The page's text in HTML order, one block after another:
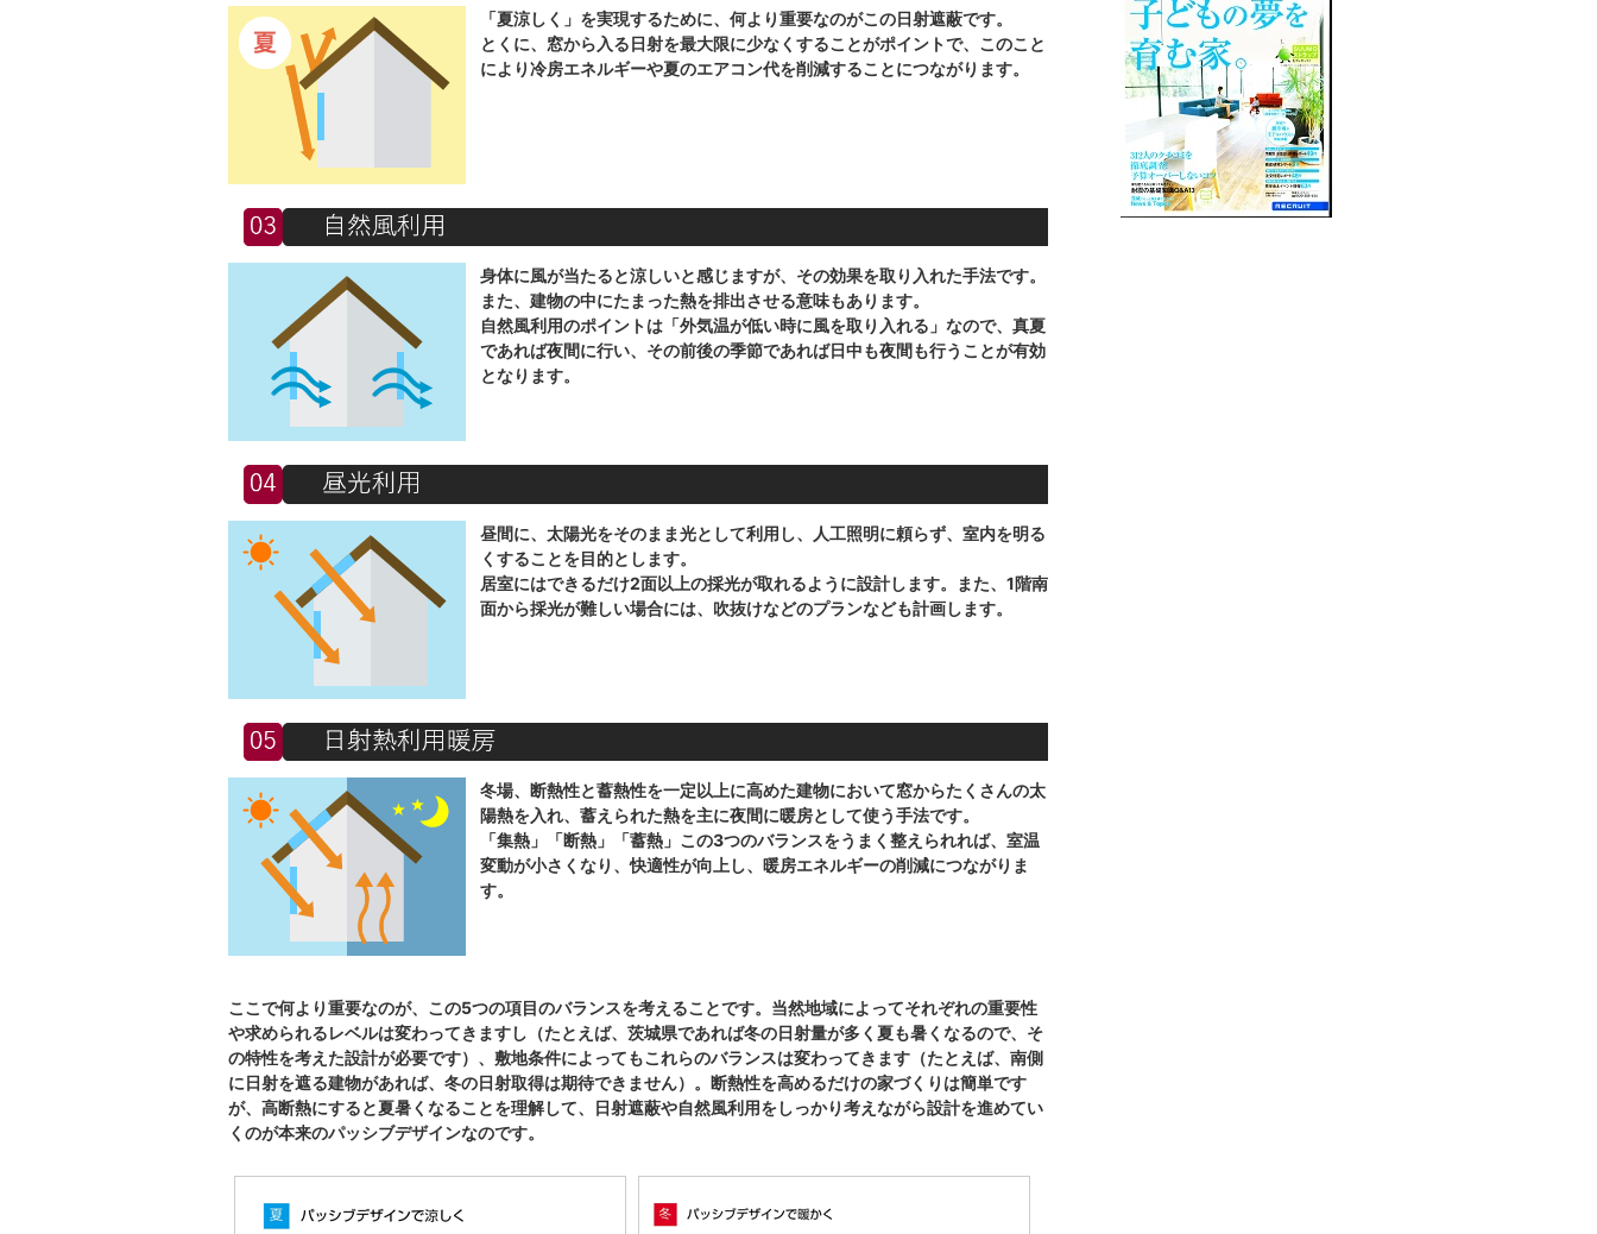
「夏涼しく」を実現するために、何より重要なのがこの日射遮蔽です。
とくに、窓から入る日射を最大限に少なくすることがポイントで、このこと
により冷房エネルギーや夏のエアコン代を削減することにつながります。
身体に風が当たると涼しいと感じますが、その効果を取り入れた手法です。
また、建物の中にたまった熱を排出させる意味もあります。
自然風利用のポイントは「外気温が低い時に風を取り入れる」なので、真夏
であれば夜間に行い、その前後の季節であれば日中も夜間も行うことが有効
となります。
昼間に、太陽光をそのまま光として利用し、人工照明に頼らず、室内を明る
くすることを目的とします。
居室にはできるだけ2面以上の採光が取れるように設計します。また、1階南
面から採光が難しい場合には、吹抜けなどのプランなども計画します。
冬場、断熱性と蓄熱性を一定以上に高めた建物において窓からたくさんの太
陽熱を入れ、蓄えられた熱を主に夜間に暖房として使う手法です。
「集熱」「断熱」「蓄熱」この3つのバランスをうまく整えられれば、室温
変動が小さくなり、快適性が向上し、暖房エネルギーの削減につながりま
す。
ここで何より重要なのが、この5つの項目のバランスを考えることです。当然地域によってそれぞれの重要性
や求められるレベルは変わってきますし（たとえば、茨城県であれば冬の日射量が多く夏も暑くなるので、そ
の特性を考えた設計が必要です）、敷地条件によってもこれらのバランスは変わってきます（たとえば、南側
に日射を遮る建物があれば、冬の日射取得は期待できません）。断熱性を高めるだけの家づくりは簡単です
が、高断熱にすると夏暑くなることを理解して、日射遮蔽や自然風利用をしっかり考えながら設計を進めてい
くのが本来のパッシブデザインなのです。